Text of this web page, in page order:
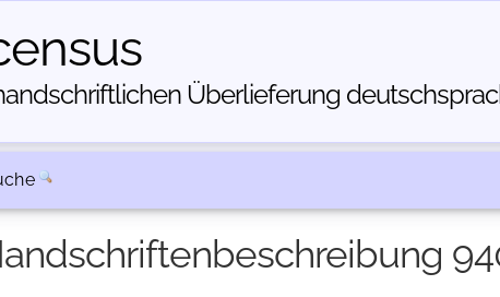
Über­lieferung